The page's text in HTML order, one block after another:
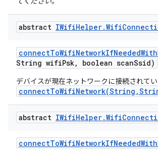
abstract IWifiHelper.Wifi
connectToWifiNetworkIfNeededWith
String wifiPsk, boolean scanSsid)
デバイスが現在ネットワークに接続されて
abstract IWifiHelper.Wifi
connectToWifiNetworkIfNeededWith